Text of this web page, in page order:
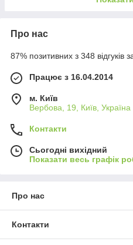
Про нас
87% позитивних з 348 відгуків
Працює з 16.04.2014
м. Київ
Вербова, 19, Київ, Україна
Контакти
Сьогодні вихідний
Показати весь графік
Про нас
Контакти